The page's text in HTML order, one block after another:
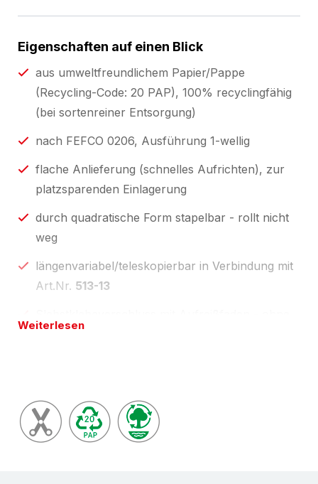
Eigenschaften auf einen Blick
aus umweltfreundlichem Papier/Pappe
(Recycling-Code: 20 PAP), 100% recyclingfähig
(bei sortenreiner Entsorgung)
nach FEFCO 0206, Ausführung 1-wellig
flache Anlieferung (schnelles Aufrichten), zur
platzsparenden Einlagerung
durch quadratische Form stapelbar - rollt nicht
weg
längenvariabel/teleskopierbar in Verbindung mit
Art.Nr. 513-13
Innen-/Nutzmaßen.
Umwelt-Tipp: 100% recyclingfähig (bei sortenreiner
Weiterlesen